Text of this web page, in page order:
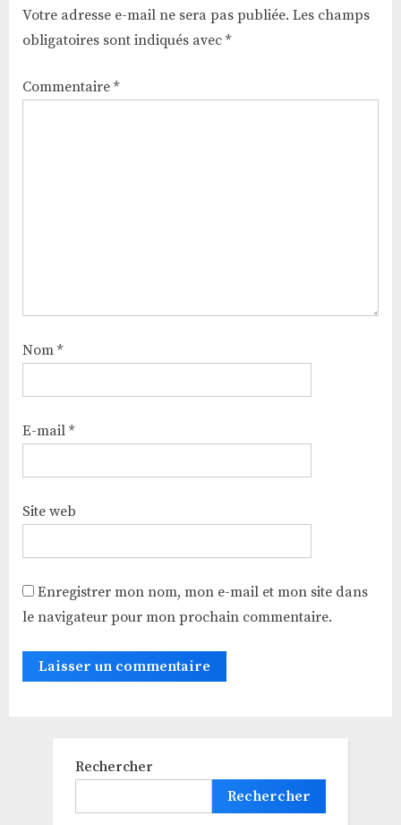
Votre adresse e-mail ne sera pas publiée. Les champs
obligatoires sont indiqués avec *
Commentaire *
Nom *
E-mail *
Site web
Enregistrer mon nom, mon e-mail et mon site dans
le navigateur pour mon prochain commentaire.
Rechercher
Rechercher